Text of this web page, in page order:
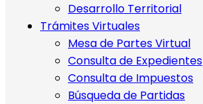
Desarrollo Territorial
Trámites Virtuales
Mesa de Partes Virtual
Consulta de Expedientes
Consulta de Impuestos
Búsqueda de Partidas